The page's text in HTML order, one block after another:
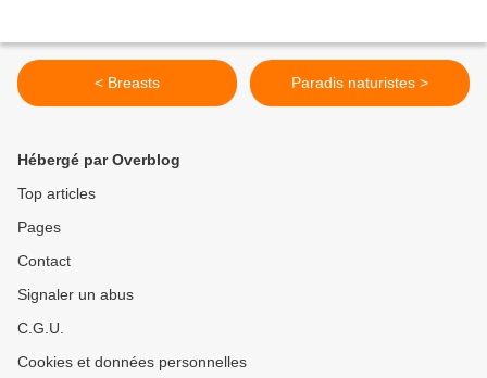
< Breasts Paradis naturistes >
Hébergé par Overblog
Top articles
Pages
Contact
Signaler un abus
C.G.U.
Cookies et données personnelles